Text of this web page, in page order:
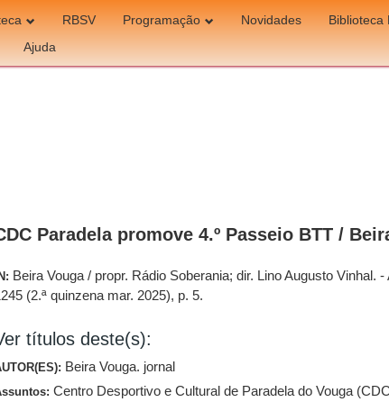
RBSV Programação Novidades Biblioteca
Ajuda
Paradela promove 4.º Passeio BTT /
IN: Beira Vouga / propr. Rádio Soberania; dir. Lino Augusto Vinhal. -
(2.ª quinzena mar. 2025), p. 5.
títulos deste(s):
Beira Vouga. jornal
Centro Desportivo e Cultural de Paradela do Vouga (CDC